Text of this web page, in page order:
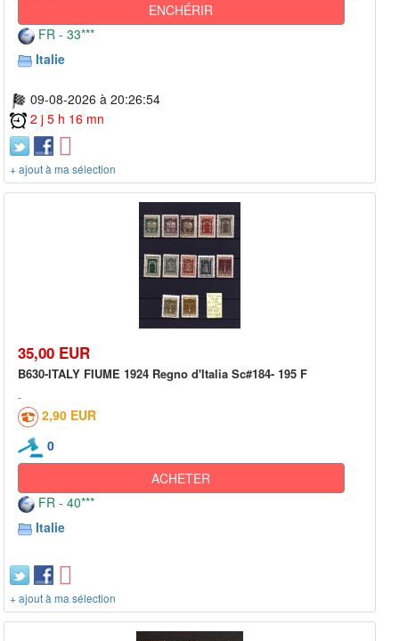
ENCHÉRIR
FR - 33***
Italie
09-08-2026 à 20:26:54
2 j 5 h 16 mn
+ ajout à ma sélection
35,00 EUR
B630-ITALY FIUME 1924 Regno d'Italia Sc#184- 195 F
2,90 EUR
0
ACHETER
FR - 40***
Italie
+ ajout à ma sélection